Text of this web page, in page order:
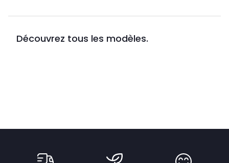
Découvrez tous les modèles.